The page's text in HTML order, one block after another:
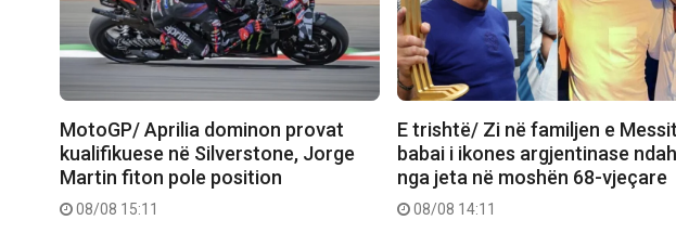
MotoGP/ Aprilia dominon provat
kualifikuese në Silverstone, Jorge
Martin fiton pole position
08/08 15:11
E trishtë/ Zi në familjen e
babai i ikones argjentinase
nga jeta në moshën 68-vjeçare
08/08 14:11